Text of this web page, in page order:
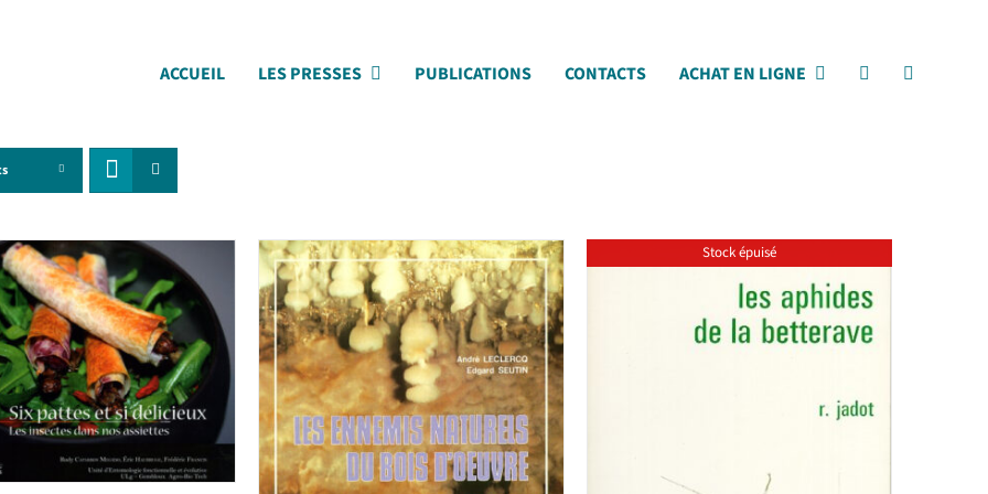
ACCUEIL LES PRESSES PUBLICATIONS CONTACTS ACHAT EN LIGNE
Stock épuisé